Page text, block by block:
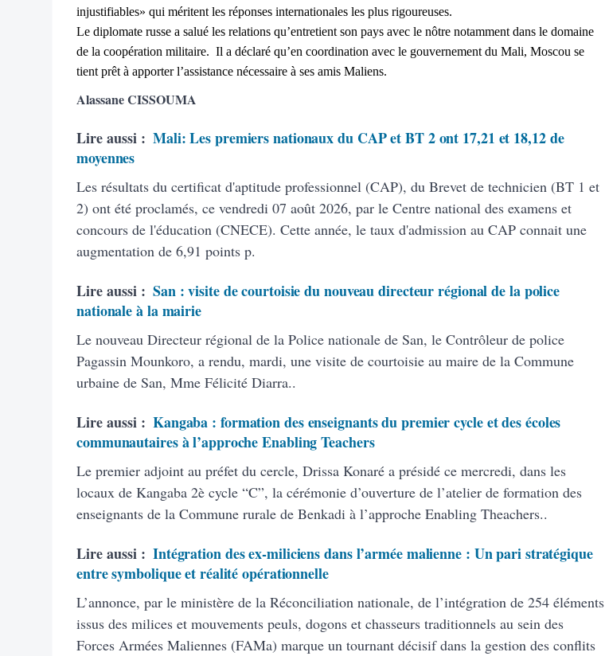
injustifiables» qui méritent les réponses internationales les plus rigoureuses.
Le diplomate russe a salué les relations qu’entretient son pays avec le nôtre notamment dans le domaine
de la coopération militaire. Il a déclaré qu’en coordination avec le gouvernement du Mali, Moscou se
tient prêt à apporter l’assistance nécessaire à ses amis Maliens.
Alassane CISSOUMA
Lire aussi : Mali: Les premiers nationaux du CAP et BT 2 ont 17,21 et 18,12 de
moyennes
Les résultats du certificat d'aptitude professionnel (CAP), du Brevet de technicien (BT 1 et
2) ont été proclamés, ce vendredi 07 août 2026, par le Centre national des examens et
concours de l'éducation (CNECE). Cette année, le taux d'admission au CAP connait une
augmentation de 6,91 points p.
Lire aussi : San : visite de courtoisie du nouveau directeur régional de la police
nationale à la mairie
Le nouveau Directeur régional de la Police nationale de San, le Contrôleur de police
Pagassin Mounkoro, a rendu, mardi, une visite de courtoisie au maire de la Commune
urbaine de San, Mme Félicité Diarra..
Lire aussi : Kangaba : formation des enseignants du premier cycle et des écoles
communautaires à l’approche Enabling Teachers
Le premier adjoint au préfet du cercle, Drissa Konaré a présidé ce mercredi, dans les
locaux de Kangaba 2è cycle “C”, la cérémonie d’ouverture de l’atelier de formation des
enseignants de la Commune rurale de Benkadi à l’approche Enabling Theachers..
Lire aussi : Intégration des ex-miliciens dans l’armée malienne : Un pari stratégique
entre symbolique et réalité opérationnelle
L’annonce, par le ministère de la Réconciliation nationale, de l’intégration de 254 éléments
issus des milices et mouvements peuls, dogons et chasseurs traditionnels au sein des
Forces Armées Maliennes (FAMa) marque un tournant décisif dans la gestion des conflits